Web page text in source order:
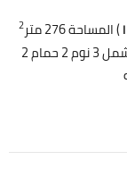
I) المساحة 276 متر 2
تطل على شارع و حديقة تشمل 3 نوم 2 حمام 2